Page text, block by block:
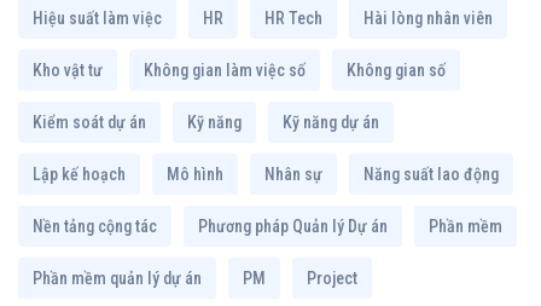
Hiệu suất làm việc HR HR Tech Hài lòng nhân viên
Kho vật tư Không gian làm việc số Không gian số
Kiểm soát dự án Kỹ năng Kỹ năng dự án
Lập kế hoạch Mô hình Nhân sự Năng suất lao động
Nền tảng cộng tác Phương pháp Quản lý Dự án Phần mềm
Phần mềm quản lý dự án PM Project